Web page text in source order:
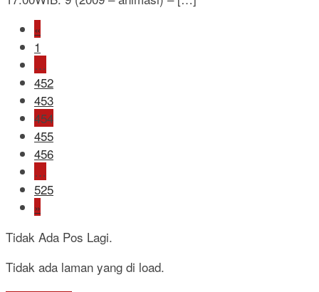
«
1
…
452
453
454
455
456
…
525
»
Tidak Ada Pos Lagi.
Tidak ada laman yang di load.